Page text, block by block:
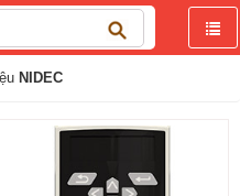
NIDEC